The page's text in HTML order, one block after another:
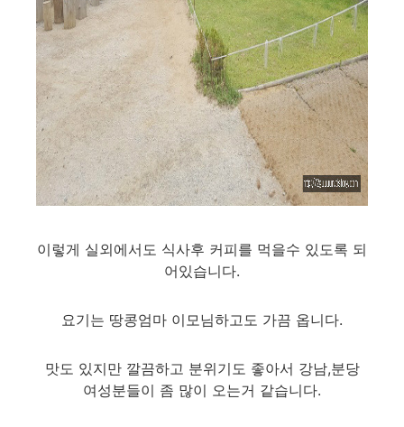
이렇게 실외에서도 식사후 커피를 먹을수 있도록 되
어있습니다.
요기는 땅콩엄마 이모님하고도 가끔 옵니다.
맛도 있지만 깔끔하고 분위기도 좋아서 강남,분당
여성분들이 좀 많이 오는거 같습니다.